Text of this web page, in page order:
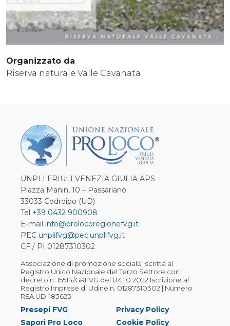
Organizzato da
Riserva naturale Valle Cavanata
UNPLI FRIULI VENEZIA GIULIA APS
Piazza Manin, 10 – Passariano
33033 Codroipo (UD)
Tel +39 0432 900908
E-mail info@prolocoregionefvg.it
PEC unplifvg@pec.unplifvg.it
CF / PI 01287310302
Associazione di promozione sociale iscritta al
Registro Unico Nazionale del Terzo Settore con
decreto n. 15514/GRFVG del 04.10.2022 Iscrizione al
Registro Imprese di Udine n. 01287310302 | Numero
REA UD-183623
Presepi FVG
Sapori Pro Loco
Privacy Policy
Cookie Policy